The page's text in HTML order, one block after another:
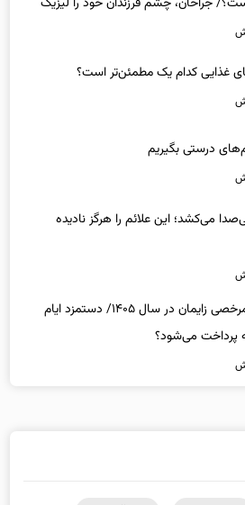
غذایی کدام یک مطمئن‌تر است؟‌
درستی بگیریم
می‌کشد؛ این علائم را هرگز نادیده
اعلام شرایط مرخصی زایمان در سال ۱۴۰۵/ دستمزد ایام
پرداخت می‌شود؟